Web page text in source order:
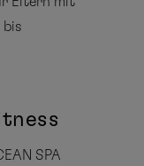
bis
SPA